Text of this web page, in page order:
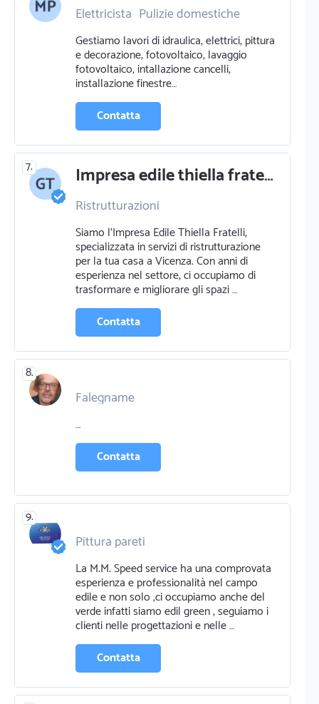
Elettricista Pulizie domestiche
Energia rinnovabile
Gestiamo lavori di idraulica, elettrici, pittura
e decorazione, fotovoltaico, lavaggio
fotovoltaico, intallazione cancelli,
installazione finestre…
Contatta
7. Impresa edile thiella fratelli - servizi di ristrutturazione a vicenza
Ristrutturazioni
Siamo l'Impresa Edile Thiella Fratelli,
specializzata in servizi di ristrutturazione
per la tua casa a Vicenza. Con anni di
esperienza nel settore, ci occupiamo di
trasformare e migliorare gli spazi …
Contatta
8.
Falegname
Pittura pareti
…
Contatta
9.
Pittura pareti
Idraulico Impermeabilizzazione
La M.M. Speed service ha una comprovata
esperienza e professionalità nel campo
edile e non solo ,ci occupiamo anche del
verde infatti siamo edil green , seguiamo i
clienti nelle progettazioni e nelle …
Contatta